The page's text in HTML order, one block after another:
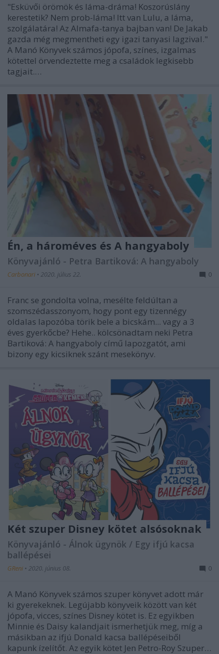
"Esküvői örömök és láma-dráma! Koszorúslány
kerestetik? Nem prob-láma! Itt van Lulu, a láma,
szolgálatára! Az Almafa-tanya bajban van! De Jakab
gazda még megmentheti egy igazi tanyasi lagzival."
A Manó Könyvek számos jópofa, színes, izgalmas
kötettel örvendeztette meg a családok legkisebb
tagjait.…
Én, a hároméves és A hangyaboly
Könyvajánló - Petra Bartiková: A hangyaboly
Carbonari • 2020. július 22. 0
Franc se gondolta volna, mesélte feldúltan a
szomszédasszonyom, hogy pont egy tizennégy
oldalas lapozóba törik bele a bicskám... vagy a 3
éves gyerkőcbe? Hehe.. kölcsönadtam neki Petra
Bartiková: A hangyaboly című lapozgatót, ami
bizony egy kicsiknek szánt mesekönyv.
Két szuper Disney kötet alsósoknak
Könyvajánló - Álnok ügynök / Egy ifjú kacsa
ballépései
GReni • 2020. június 08. 0
A Manó Könyvek számos szuper könyvet adott már
ki gyerekeknek. Legújabb könyveik között van két
jópofa, vicces, színes Disney kötet is. Ez egyikben
Minnie és Daisy kalandjait ismerhetjük meg, míg a
másikban az ifjú Donald kacsa ballépéseiből
kapunk ízelítőt. Az egyik kötet Jen Petro-Roy Szuper…